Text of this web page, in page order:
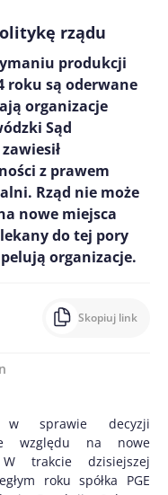
rządu
produkcji
roku są oderwane
organizacje
Sąd
z prawem
Rząd nie może
nowe miejsca
do tej pory
organizacje.
Skopiuj link
w sprawie decyzji
względu na nowe
W trakcie dzisiejszej
roku spółka PGE